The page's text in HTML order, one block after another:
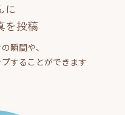
に
を投稿
瞬間や、
することができます